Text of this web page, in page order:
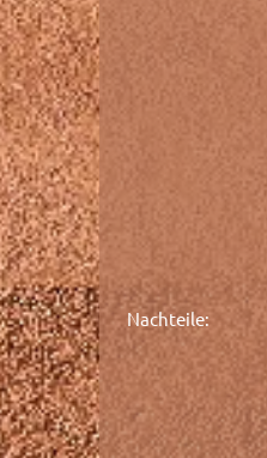
Nachteile: